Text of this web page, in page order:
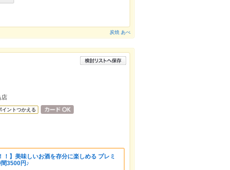
炭焼 あべ
店
イントつかえる
！】美味しいお酒を存分に楽しめる プレミ
3500円♪